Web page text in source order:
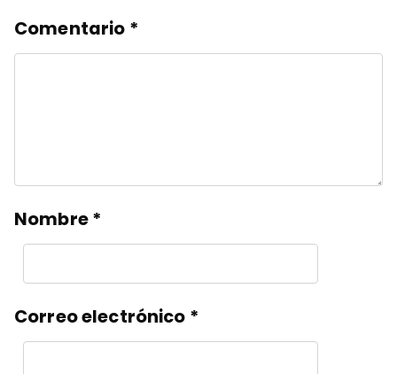
Comentario *
Nombre*
Correo electrónico *